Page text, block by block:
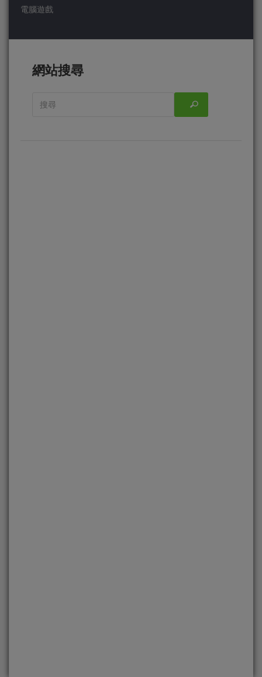
電腦遊戲
網站搜尋